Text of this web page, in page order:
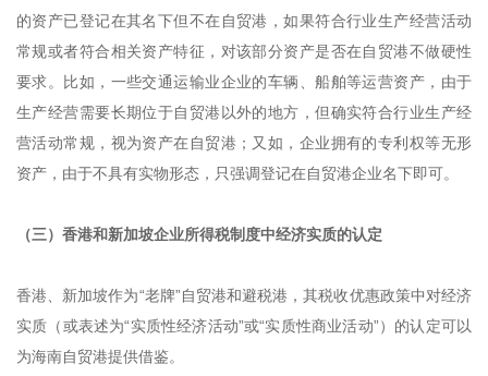
的资产已登记在其名下但不在自贸港，如果符合行业生产经营活动
常规或者符合相关资产特征，对该部分资产是否在自贸港不做硬性
要求。比如，一些交通运输业企业的车辆、船舶等运营资产，由于
生产经营需要长期位于自贸港以外的地方，但确实符合行业生产经
营活动常规，视为资产在自贸港；又如，企业拥有的专利权等无形
资产，由于不具有实物形态，只强调登记在自贸港企业名下即可。
（三）香港和新加坡企业所得税制度中经济实质的认定
香港、新加坡作为“老牌”自贸港和避税港，其税收优惠政策中对经济
实质（或表述为“实质性经济活动”或“实质性商业活动”）的认定可以
为海南自贸港提供借鉴。